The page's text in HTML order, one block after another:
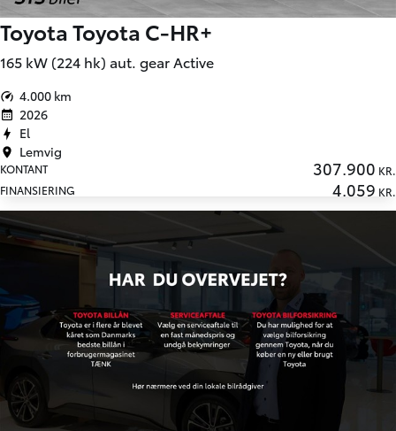
Toyota Toyota C-HR+
165 kW (224 hk) aut. gear Active
4.000 km
2026
El
Lemvig
KONTANT 307.900 KR.
FINANSIERING
4.059 KR.